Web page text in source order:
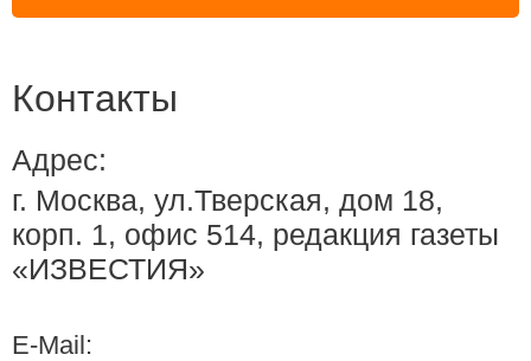
Контакты
Адрес:
г. Москва, ул.Тверская, дом 18,
корп. 1, офис 514, редакция газеты
«ИЗВЕСТИЯ»
E-Mail: